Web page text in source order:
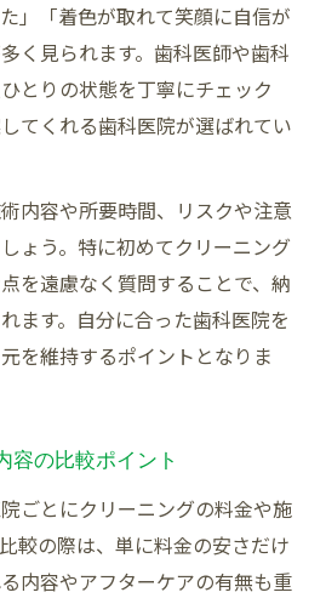
」「着色が取れて笑顔に自信が
く見られます。歯科医師や歯科
とりの状態を丁寧にチェック
てくれる歯科医院が選ばれてい
内容や所要時間、リスクや注意
ょう。特に初めてクリーニング
を遠慮なく質問することで、納
ます。自分に合った歯科医院を
を維持するポイントとなりま
容の比較ポイント
ごとにクリーニングの料金や施
較の際は、単に料金の安さだけ
内容やアフターケアの有無も重